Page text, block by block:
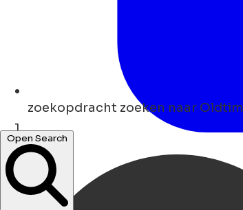
zoekopdracht zoeken naar
Open Search
Thuis